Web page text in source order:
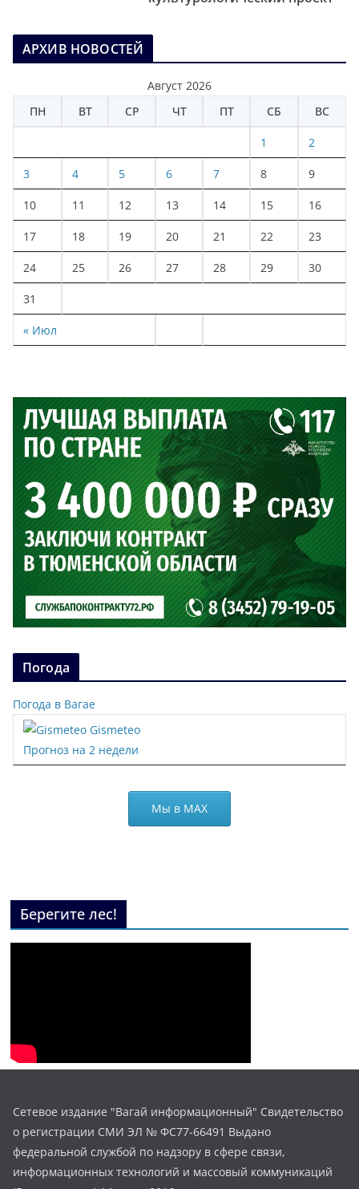
АРХИВ НОВОСТЕЙ
Август 2026
ПН
ВТ СР ЧТ ПТ СБ ВС
« Июл
1 2
3 4 5 6 7 8 9
10 11 12 13 14 15 16
17 18 19 20 21 22 23
24 25 26 27 28 29 30
31
Погода
Погода в Вагае
Gismeteo
Прогноз на 2 недели
Мы в МАХ
Берегите лес!
Сетевое издание "Вагай информационный" Свидетельство
о регистрации СМИ ЭЛ № ФС77-66491 Выдано
федеральной службой по надзору в сфере связи,
информационных технологий и массовый коммуникаций